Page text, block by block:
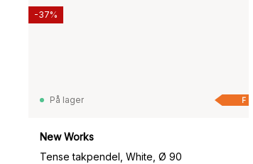
F
På lager
New Works
Tense takpendel, White, Ø 90
-37%